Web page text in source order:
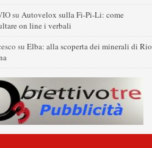
su Autovelox sulla Fi-Pi-Li: come
on line i verbali
su Elba: alla scoperta dei minerali di Rio